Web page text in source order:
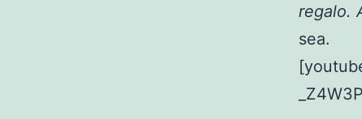
regalo.
sea.